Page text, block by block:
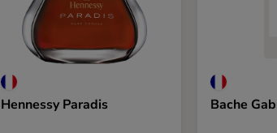
Hennessy Paradis Bache